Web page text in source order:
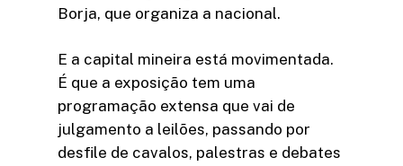
Borja, que organiza a nacional.
E a capital mineira está movimentada.
É que a exposição tem uma
programação extensa que vai de
julgamento a leilões, passando por
desfile de cavalos, palestras e debates